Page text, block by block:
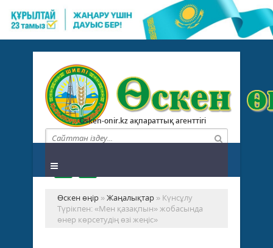
Osken-onir.kz ақпараттық агенттігі
Өскен өңір »Жаңалықтар » Күнсұлу
Түрікпен: «Мен қазақпын» жобасында
өнер көрсетудің өзі жеңіс»